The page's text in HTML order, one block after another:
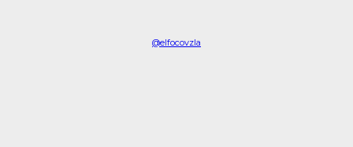
@elfocovzla